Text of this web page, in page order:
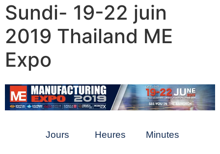
Sundi- 19-22 juin
2019 Thailand ME
Expo
Jours Heures Minutes